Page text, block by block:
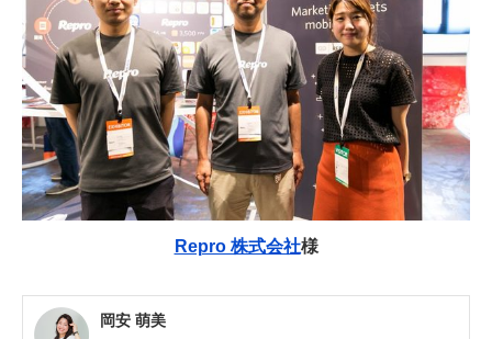
Repro 株式会社様
岡安 萌美